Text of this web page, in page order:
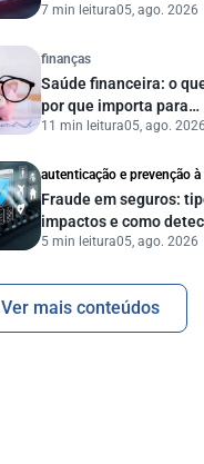
dados digitais
7 min leitura05, ago. 2026
finanças
Saúde financeira: o
por que importa para
pessoas e empresas?
11 min leitura05, ago. 2026
autenticação e prevenção
Fraude em seguros:
impactos e como
5 min leitura05, ago. 2026
Ver mais conteúdos